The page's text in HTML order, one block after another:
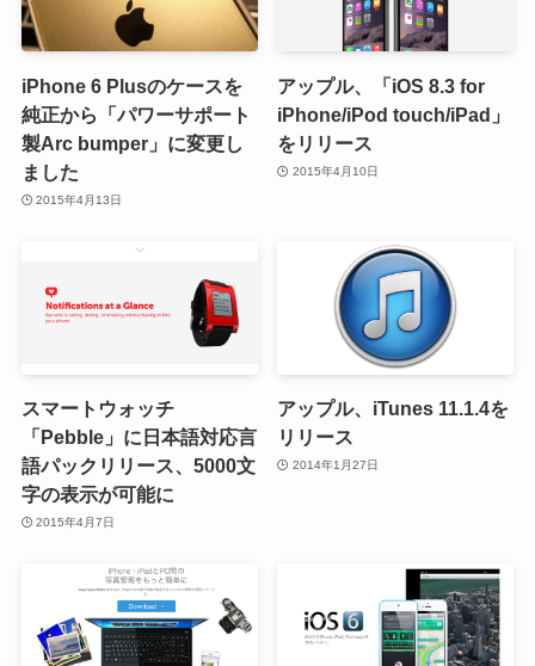
iPhone 6 Plusのケースを
純正から「パワーサポート
製Arc bumper」に変更し
ました
2015年4月13日
アップル、「iOS 8.3 for
iPhone/iPod touch/iPad」
をリリース
2015年4月10日
スマートウォッチ
「Pebble」に日本語対応言
語パックリリース、5000文
字の表示が可能に
2015年4月7日
アップル、iTunes 11.1.4を
リリース
2014年1月27日